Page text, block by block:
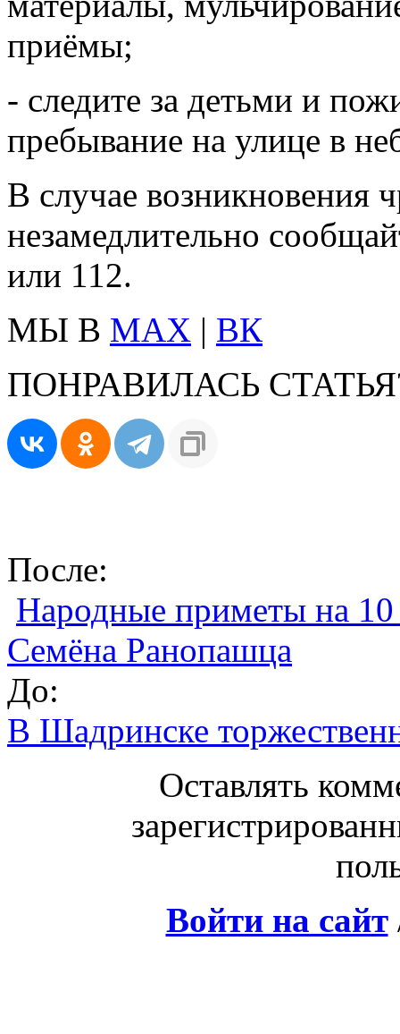
приёмы;
- следите за детьми и
пребывание на улице в
В случае возникновения
незамедлительно
или 112.
МЫ В MAX | ВК
ПОНРАВИЛАСЬ
После:
Народные приметы на 10
Семёна Ранопашца
До:
В Шадринске
Оставлять
Войти на сайт